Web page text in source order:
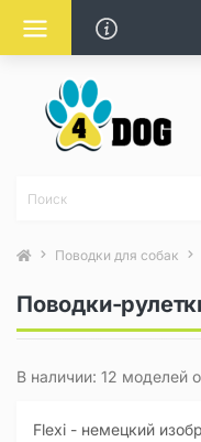
Поводки для собак
Поводки-
В наличии: 12 моделей
Flexi - немецкий